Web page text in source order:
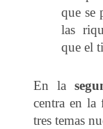
que se
las
que el
En la
centra en la
tres temas